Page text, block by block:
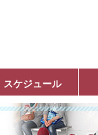
スケジュール